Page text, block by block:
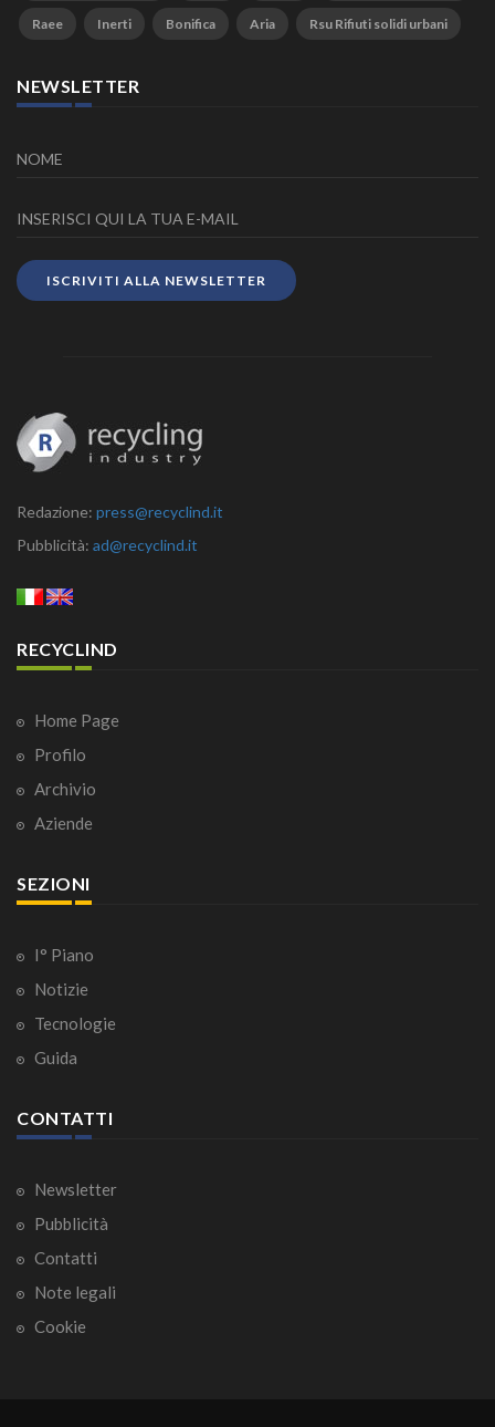
Raee Inerti Bonifica Aria Rsu Rifiuti solidi urbani
NEWSLETTER
ISCRIVITI ALLA NEWSLETTER
Redazione: press@recyclind.it
Pubblicità: ad@recyclind.it
RECYCLIND
Home Page
Profilo
Archivio
Aziende
SEZIONI
I° Piano
Notizie
Tecnologie
Guida
CONTATTI
Newsletter
Pubblicità
Contatti
Note legali
Cookie